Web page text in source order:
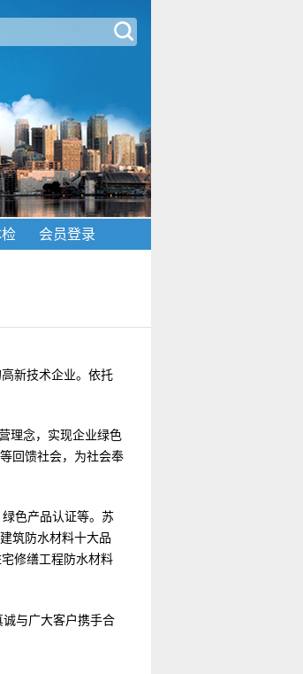
会员登录
新技术企业。依托
理念，实现企业绿色
回馈社会，为社会奉
绿色产品认证等。苏
筑防水材料十大品
修缮工程防水材料
与广大客户携手合